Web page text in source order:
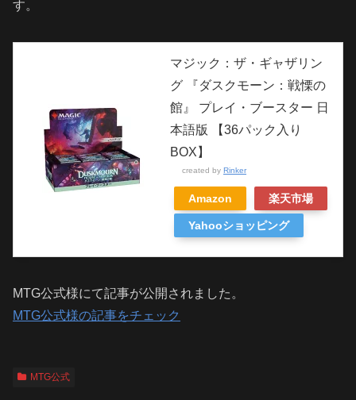
す。
マジック：ザ・ギャザリン
グ 『ダスクモーン：戦慄の
館』 プレイ・ブースター 日
本語版 【36パック入り
BOX】
created by Rinker
Amazon 楽天市場
Yahooショッピング
MTG公式様にて記事が公開されました。
MTG公式様の記事をチェック
MTG公式